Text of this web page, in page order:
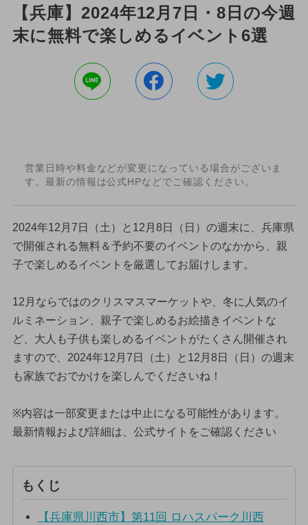
【兵庫】2024年12月7日・8日の今週
末に無料で楽しめるイベント6選
営業日時や料金などが変更になっている場合がございま
す。最新の情報は公式HPなどでご確認ください。
2024年12月7日（土）と12月8日（日）の週末に、兵庫県
で開催される無料＆予約不要のイベントのなかから、親
子で楽しめるイベントを厳選してお届けします。
12月ならではのクリスマスマーケットや、冬に人気のイ
ルミネーション、親子で楽しめるお絵描きイベントな
ど、大人も子供も楽しめるイベントがたくさん開催され
ますので、2024年12月7日（土）と12月8日（日）の週末
も家族でおでかけを楽しんでくださいね！
※内容は一部変更または中止になる可能性があります。
最新情報および詳細は、公式サイトをご確認ください
もくじ
【兵庫県川西市】第11回 ロハスパーク川西